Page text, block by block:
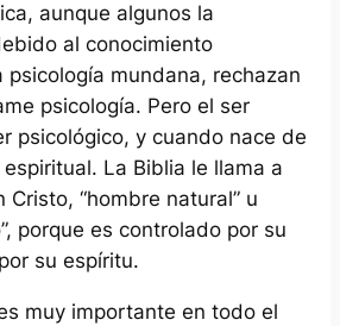
aunque algunos la
al conocimiento
psicología mundana, rechazan
psicología. Pero el ser
psicológico, y cuando nace de
La Biblia le llama a
Cristo, “hombre natural” u
porque es controlado por su
su espíritu.
muy importante en todo el